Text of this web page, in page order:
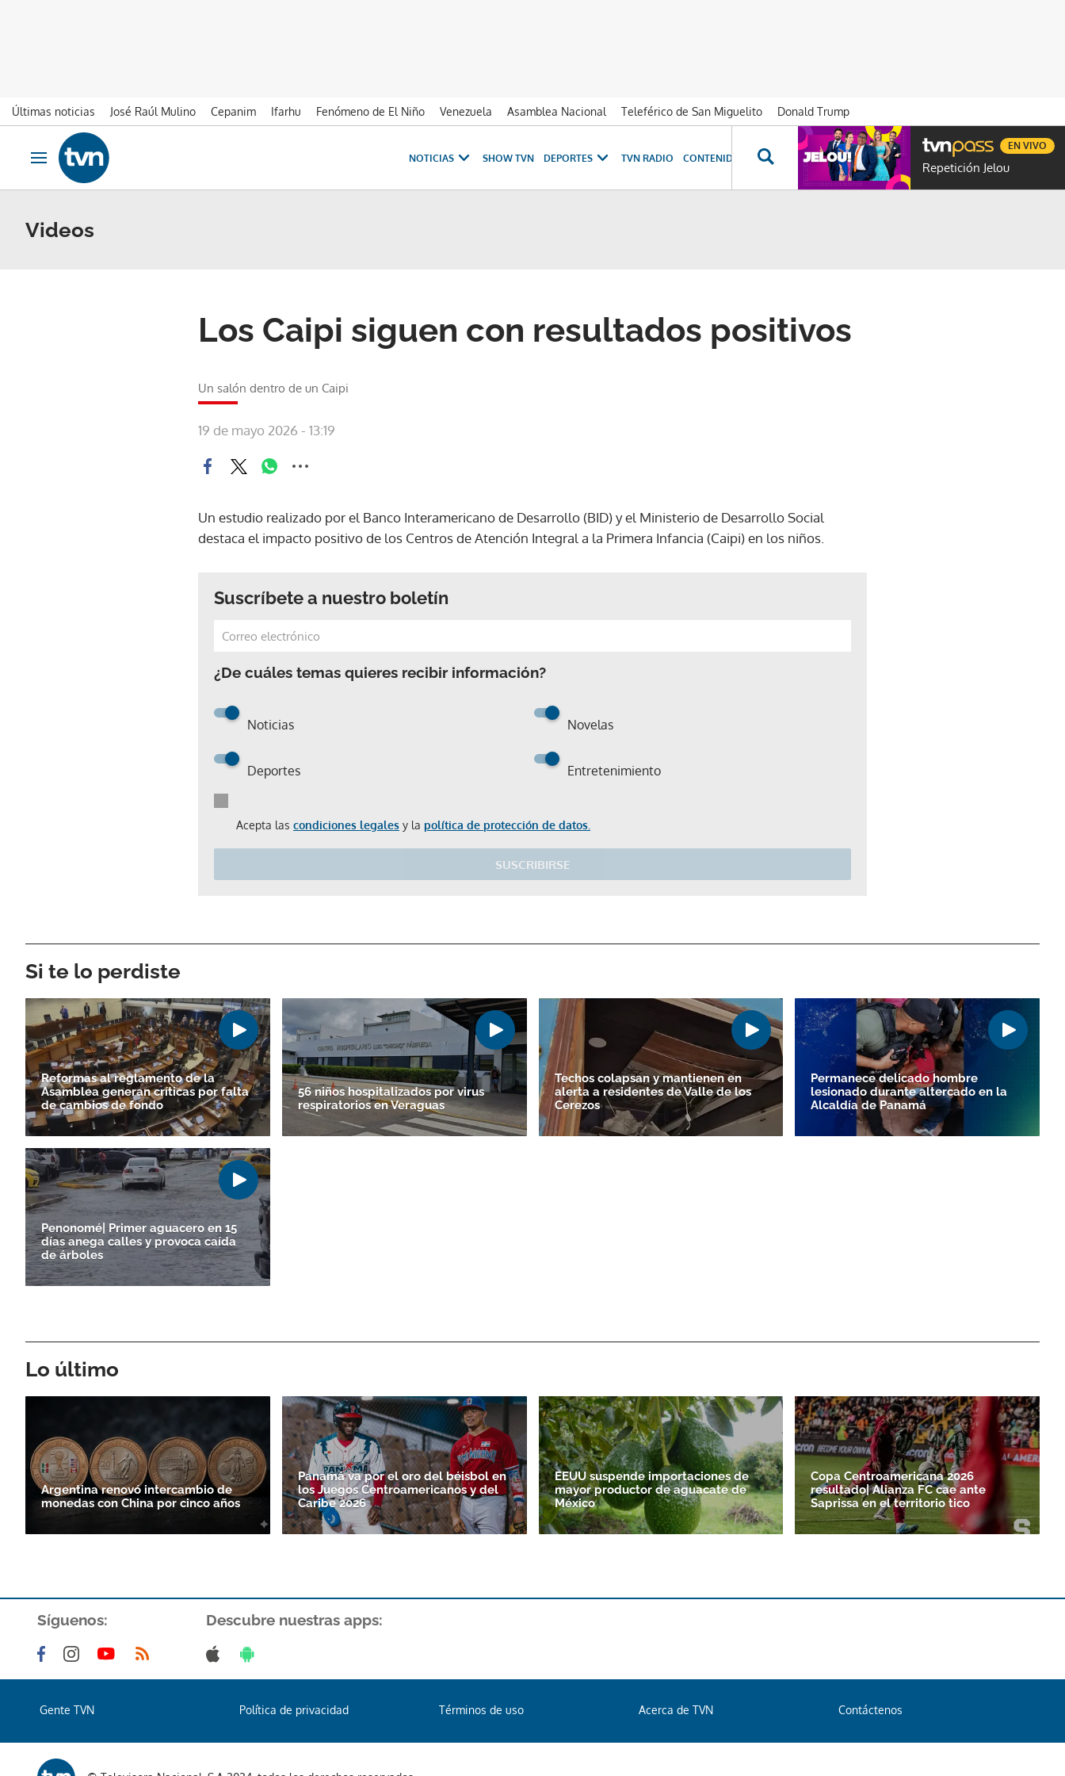
Últimas noticias José Raúl Mulino Cepanim Ifarhu Fenómeno de El Niño Venezuela Asamblea Nacional Teleférico de San Miguelito
Donald Trump
Ir al contenido
Obrir navegació
NOTICIAS SHOW TVN DEPORTES TVN RADIO CONTENIDOS ESPECIALES NOVELAS PROGRAMAS GENTE TVN
Repetición Jelou
EN VIVO
Videos
Los Caipi siguen con resultados positivos
Un salón dentro de un Caipi
19 de mayo 2026 - 13:19
Un estudio realizado por el Banco Interamericano de Desarrollo (BID) y el Ministerio de Desarrollo Social
destaca el impacto positivo de los Centros de Atención Integral a la Primera Infancia (Caipi) en los niños.
Suscríbete a nuestro boletín
¿De cuáles temas quieres recibir información?
Noticias Novelas
Deportes Entretenimiento
Acepta las condiciones legales y la política de protección de datos.
SUSCRIBIRSE
Si te lo perdiste
Reformas al reglamento de la
Asamblea generan críticas por falta
de cambios de fondo
56 niños hospitalizados por virus
respiratorios en Veraguas
Techos colapsan y mantienen en
alerta a residentes de Valle de los
Cerezos
Permanece delicado hombre
lesionado durante altercado en la
Alcaldía de Panamá
Penonomé| Primer aguacero en 15
días anega calles y provoca caída
de árboles
Lo último
Argentina renovó intercambio de
monedas con China por cinco años
Panamá va por el oro del béisbol en
los Juegos Centroamericanos y del
Caribe 2026
EEUU suspende importaciones de
mayor productor de aguacate de
México
Copa Centroamericana 2026
resultado| Alianza FC cae ante
Saprissa en el territorio tico
Síguenos: Descubre nuestras apps:
Gente TVN Política de privacidad Términos de uso Acerca de TVN Contáctenos